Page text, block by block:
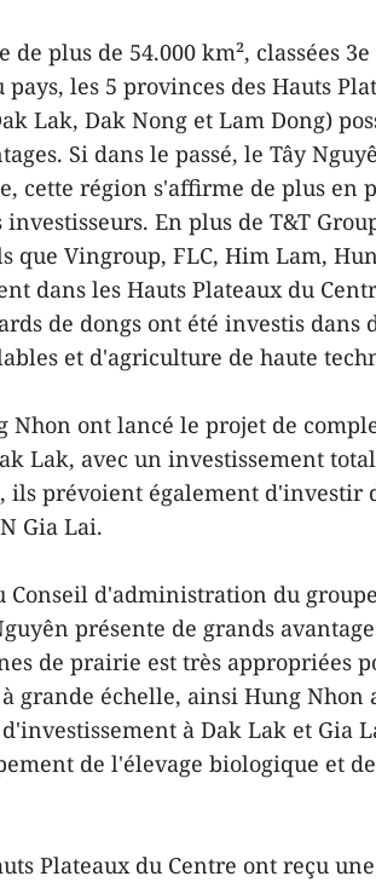
plus de 54.000 km², classées 3e
les 5 provinces des Hauts
Lak, Dak Nong et Lam Dong)
Si dans le passé, le Tây
cette région s'affirme de plus en
En plus de T&T
que Vingroup, FLC, Him Lam,
dans les Hauts Plateaux du
de dongs ont été investis dans
et d'agriculture de haute
Nhon ont lancé le projet de
Lak, avec un investissement
prévoient également d'investir
Gia Lai.
Conseil d'administration du
présente de grands
de prairie est très appropriées
grande échelle, ainsi Hung Nhon
à Dak Lak et Gia
de l'élevage biologique et
Plateaux du Centre ont reçu